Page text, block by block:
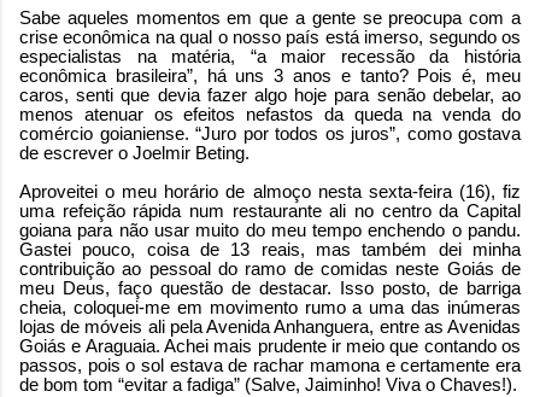
Sabe aqueles momentos em que a gente se preocupa com a
crise econômica na qual o nosso país está imerso, segundo os
especialistas na matéria, “a maior recessão da história
econômica brasileira”, há uns 3 anos e tanto? Pois é, meu
caros, senti que devia fazer algo hoje para senão debelar, ao
menos atenuar os efeitos nefastos da queda na venda do
comércio goianiense. “Juro por todos os juros”, como gostava
de escrever o Joelmir Beting.
Aproveitei o meu horário de almoço nesta sexta-feira (16), fiz
uma refeição rápida num restaurante ali no centro da Capital
goiana para não usar muito do meu tempo enchendo o pandu.
Gastei pouco, coisa de 13 reais, mas também dei minha
contribuição ao pessoal do ramo de comidas neste Goiás de
meu Deus, faço questão de destacar. Isso posto, de barriga
cheia, coloquei-me em movimento rumo a uma das inúmeras
lojas de móveis ali pela Avenida Anhanguera, entre as Avenidas
Goiás e Araguaia. Achei mais prudente ir meio que contando os
passos, pois o sol estava de rachar mamona e certamente era
de bom tom “evitar a fadiga” (Salve, Jaiminho! Viva o Chaves!).